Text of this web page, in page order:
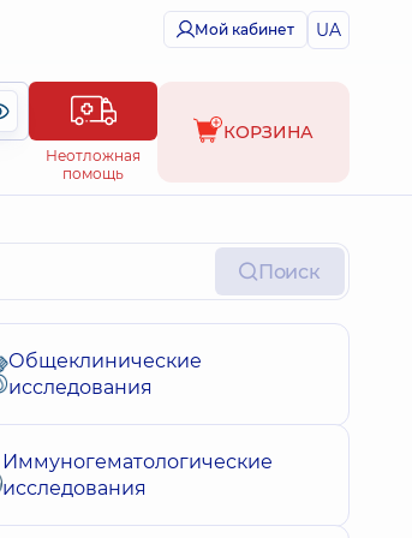
Мой кабинет UA
Неотложная
помощь
КОРЗИНА
Поиск
Общеклинические
исследования
Иммуногематологические
исследования